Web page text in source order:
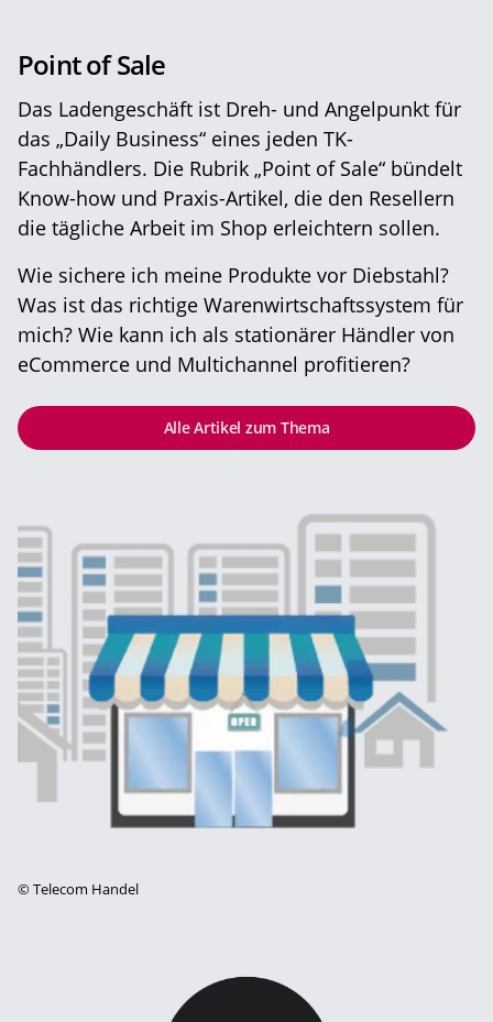
©Telecom Handel
Point of Sale
Das Ladengeschäft ist Dreh- und Angelpunkt für
das „Daily Business“ eines jeden TK-
Fachhändlers. Die Rubrik „Point of Sale“ bündelt
Know-how und Praxis-Artikel, die den Resellern
die tägliche Arbeit im Shop erleichtern sollen.
Wie sichere ich meine Produkte vor Diebstahl?
Was ist das richtige Warenwirtschaftssystem für
mich? Wie kann ich als stationärer Händler von
eCommerce und Multichannel profitieren?
Alle Artikel zum Thema